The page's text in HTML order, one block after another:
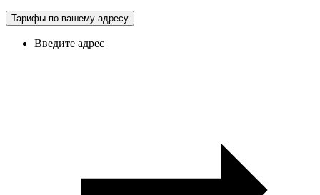
Тарифы по вашему адресу
Введите адрес